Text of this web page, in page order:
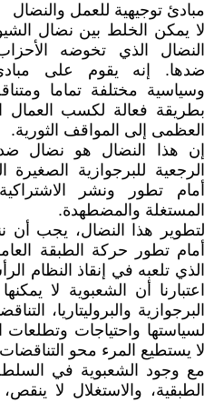
مبادئ توجيهية للعمل والنضال
لا يمكن الخلط بين نضال
النضال الذي تخوضه الأحزاب
ضدها. إنه يقوم على
وسياسية مختلفة تماما
بطريقة فعالة لكسب العمال
العظمى إلى المواقف الثورية.
إن هذا النضال هو نضال ضد
الرجعية للبرجوازية
أمام تطور ونشر
المستغلة والمضطهدة.
لتطوير هذا النضال، يجب أن
أمام تطور حركة الطبقة
الذي تلعبه في إنقاذ النظام
اعتبارنا أن الشعبوية لا
البرجوازية والبروليتاريا،
لسياستها واحتياجات وتطلعات
لا يستطيع المرء محو
مع وجود الشعبوية في
الطبقية، والاستغلال لا